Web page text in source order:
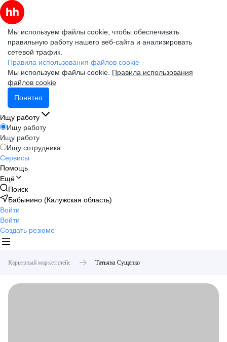
Мы используем файлы cookie, чтобы обеспечивать
правильную работу нашего веб-сайта и анализировать
сетевой трафик.
Правила использования файлов cookie
Мы используем файлы cookie. Правила использования
файлов cookie
Понятно
Ищу работу
Ищу работу
Ищу работу
Ищу сотрудника
Сервисы
Помощь
Ещё
Поиск
Бабынино (Калужская область)
Войти
Войти
Создать резюме
Карьерный маркетплейс Татьяна Сущенко